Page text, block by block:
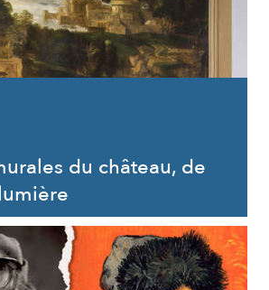
du château, de